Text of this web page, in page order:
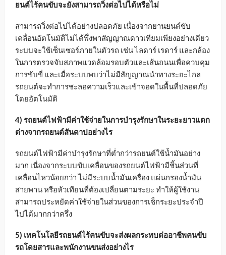
ยนต์ไร้คนขับจะยังสามารถวิ่งต่อไปได้หรือไม่
สามารถวิ่งต่อไปได้อย่างปลอดภัย เนื่องจากยานยนต์ขับ
เคลื่อนอัตโนมัติไม่ได้พึ่งพาสัญญาณดาวเทียมเพียงอย่างเดียว
ระบบจะใช้เซ็นเซอร์ภายในตัวรถ เช่น ไลดาร์ เรดาร์ และกล้อง
ในการตรวจจับสภาพแวดล้อมรอบตัวและเส้นถนนเพื่อควบคุม
การขับขี่ และเมื่อระบบพบว่าไม่มีสัญญาณนำทางระยะไกล
รถยนต์จะทำการชะลอความเร็วและเข้าจอดในพื้นที่ปลอดภัย
โดยอัตโนมัติ
4) รถยนต์ไฟฟ้ามีค่าใช้จ่ายในการบำรุงรักษาในระยะยาวแตก
ต่างจากรถยนต์สันดาปอย่างไร
รถยนต์ไฟฟ้ามีค่าบำรุงรักษาที่ต่ำกว่ารถยนต์ใช้น้ำมันอย่าง
มาก เนื่องจากระบบขับเคลื่อนของรถยนต์ไฟฟ้ามีชิ้นส่วนที่
เคลื่อนไหวน้อยกว่า ไม่มีระบบน้ำมันเครื่อง แผ่นกรองน้ำมัน
สายพาน หรือหัวเทียนที่ต้องเปลี่ยนตามระยะ ทำให้ผู้ใช้งาน
สามารถประหยัดค่าใช้จ่ายในส่วนของการเช็กระยะประจำปี
ไปได้มากกว่าครึ่ง
5) เทคโนโลยีรถยนต์ไร้คนขับจะส่งผลกระทบต่ออาชีพคนขับ
รถโดยสารและพนักงานขนส่งอย่างไร